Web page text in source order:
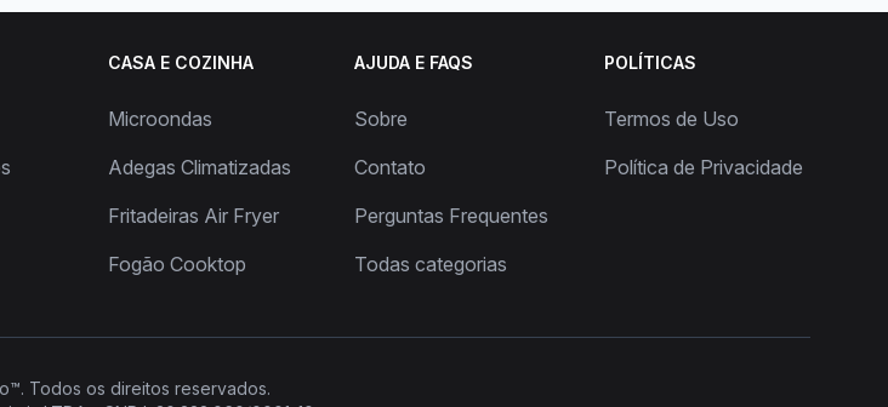
CASA E COZINHA
Microondas
Adegas Climatizadas
Fritadeiras Air Fryer
Fogão Cooktop
AJUDA E FAQS
Sobre
Contato
Perguntas Frequentes
Todas categorias
POLÍTICAS
Termos de Uso
Política de Privacidade
. Todos os direitos reservados.